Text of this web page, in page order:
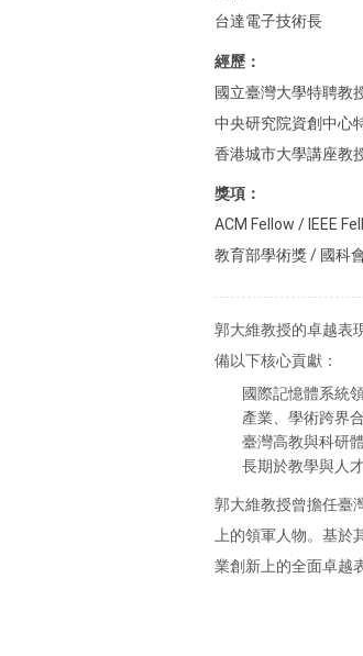
台達電子技術長
經歷：
國立臺灣大學特聘教
中央研究院資創中心
香港城市大學講座教
獎項：
ACM Fellow / IEEE
教育部學術獎 / 國科
郭大維教授的卓越表
備以下核心貢獻：
國際記憶體系統
產業、學術跨界
臺灣高教與科研
長期於教學與人
郭大維教授曾擔任臺
上的領軍人物。基
業創新上的全面卓越